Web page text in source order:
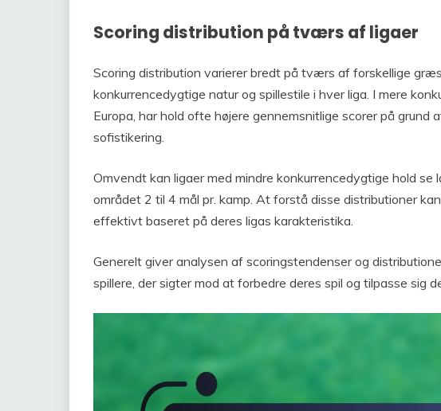
Scoring distribution på tværs af ligaer
Scoring distribution varierer bredt på tværs af forskellige
konkurrencedygtige natur og spillestile i hver liga. I mere
Europa, har hold ofte højere gennemsnitlige scorer på
sofistikering.
Omvendt kan ligaer med mindre konkurrencedygtige hold se
området 2 til 4 mål pr. kamp. At forstå disse distributioner
effektivt baseret på deres ligas karakteristika.
Generelt giver analysen af scoringstendenser og
spillere, der sigter mod at forbedre deres spil og tilpasse sig